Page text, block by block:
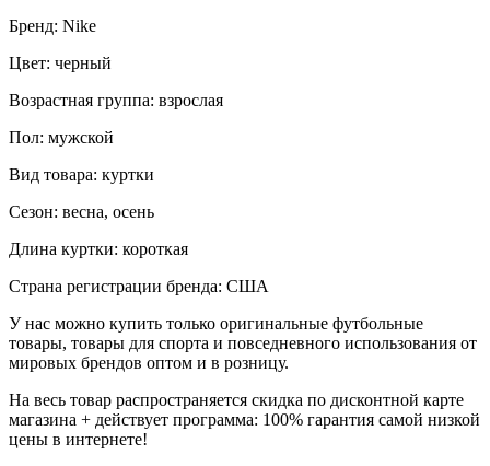
Бренд: Nike
Цвет: черный
Возрастная группа: взрослая
Пол: мужской
Вид товара: куртки
Сезон: весна, осень
Длина куртки: короткая
Страна регистрации бренда: США
У нас можно купить только оригинальные футбольные
товары, товары для спорта и повседневного использования от
мировых брендов оптом и в розницу.
На весь товар распространяется скидка по дисконтной карте
магазина + действует программа: 100% гарантия самой низкой
цены в интернете!